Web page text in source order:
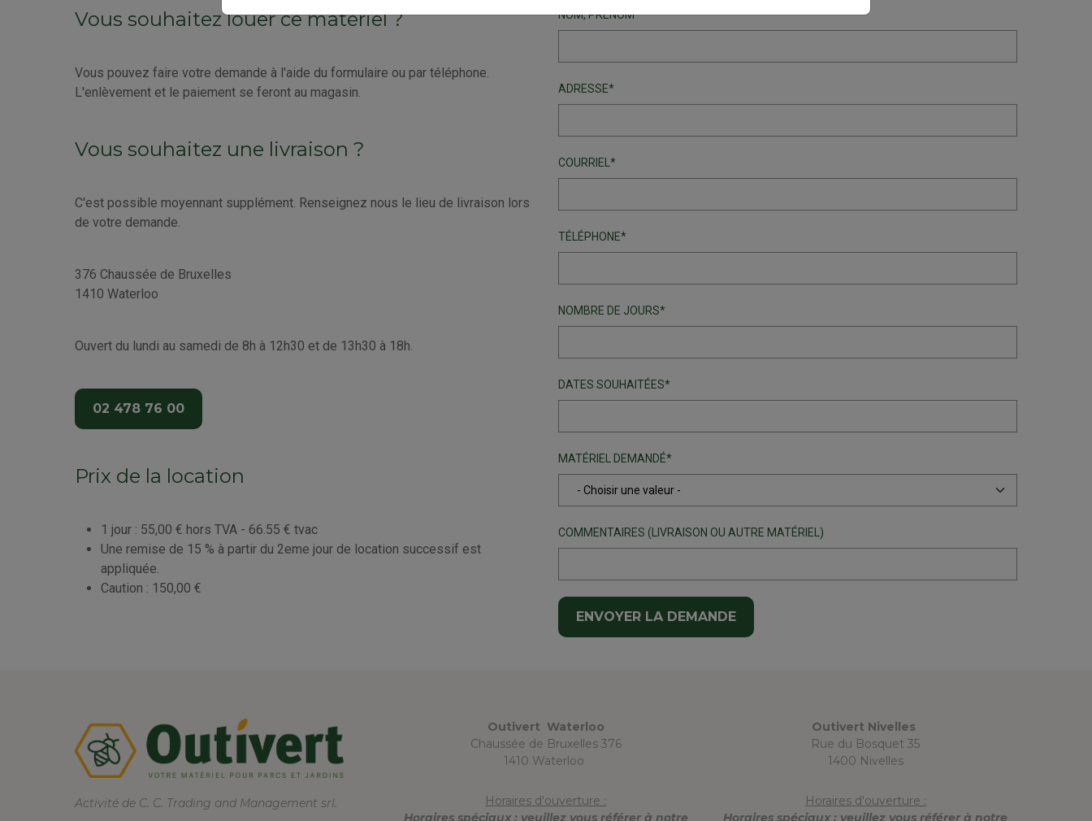
Vous souhaitez louer ce matériel ?
Vous pouvez faire votre demande à l'aide du formulaire ou par téléphone.
L'enlèvement et le paiement se feront au magasin.
Vous souhaitez une livraison ?
C'est possible moyennant supplément. Renseignez nous le lieu de livraison lors
de votre demande.
376 Chaussée de Bruxelles
1410 Waterloo
Ouvert du lundi au samedi de 8h à 12h30 et de 13h30 à 18h.
02 478 76 00
Prix de la location
1 jour : 55,00 € hors TVA - 66.55 € tvac
Une remise de 15 % à partir du 2eme jour de location successif est
appliquée.
Caution : 150,00 €
NOM, PRÉNOM
ADRESSE
COURRIEL
TÉLÉPHONE
NOMBRE DE JOURS
DATES SOUHAITÉES
MATÉRIEL DEMANDÉ
COMMENTAIRES (LIVRAISON OU AUTRE MATÉRIEL)
Activité de C. C. Trading and Management srl.
Outivert Waterloo
Chaussée de Bruxelles 376
1410 Waterloo
Horaires d'ouverture :
Horaires spéciaux : veuillez vous référer à notre
Outivert Nivelles
Rue du Bosquet 35
1400 Nivelles
Horaires d'ouverture :
Horaires spéciaux : veuillez vous référer à notre